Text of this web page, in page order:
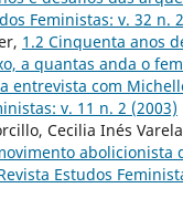
Feministas: v. 32 n.
1.2 Cinquenta anos
a quantas anda o
entrevista com
v. 11 n. 2 (2003)
Cecilia Inés
abolicionista
Estudos